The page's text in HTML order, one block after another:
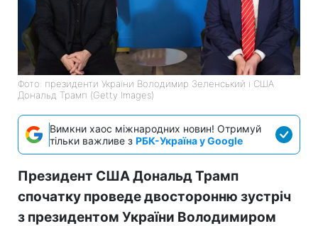
Фото: президенти України Володимир Зеленський і США
Дональд Трамп (Getty Images)
Вимкни хаос міжнародних новин! Отримуй
тільки важливе з РБК-Україна у Google
Президент США Дональд Трамп
спочатку проведе двосторонню зустріч
з президентом України Володимиром